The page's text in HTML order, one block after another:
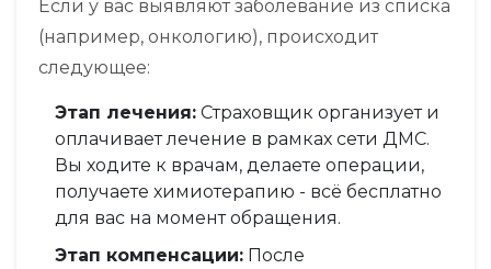
Если у вас выявляют заболевание из списка
(например, онкологию), происходит
следующее:
Этап лечения: Страховщик организует и
оплачивает лечение в рамках сети ДМС.
Вы ходите к врачам, делаете операции,
получаете химиотерапию - всё бесплатно
для вас на момент обращения.
Этап компенсации: После